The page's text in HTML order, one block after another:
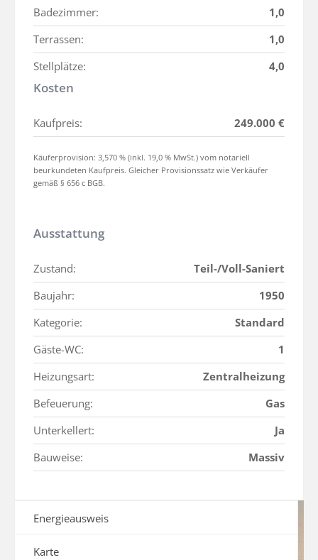
Badezimmer:
1,0
Terrassen:
1,0
Stellplätze:
4,0
Kosten
Kaufpreis: 249.000 €
Käuferprovision: 3,570 % (inkl. 19,0 % MwSt.) vom notariell
beurkundeten Kaufpreis. Gleicher Provisionssatz wie Verkäufer
gemäß § 656 c BGB.
Ausstattung
Zustand:
Teil-/Voll-Saniert
Baujahr:
1950
Kategorie:
Standard
Gäste-WC:
1
Heizungsart:
Zentralheizung
Befeuerung:
Gas
Unterkellert:
Ja
Bauweise:
Massiv
Energieausweis
Karte